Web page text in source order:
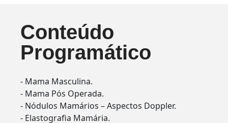
Conteúdo
Programático
- Mama Masculina.
- Mama Pós Operada.
- Nódulos Mamários – Aspectos Doppler.
- Elastografia Mamária.